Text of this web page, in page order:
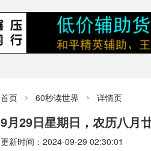
首页  60秒读世界  详情页
9月29日星期日，农历八月
更新时间：2024-09-29 02:30:01